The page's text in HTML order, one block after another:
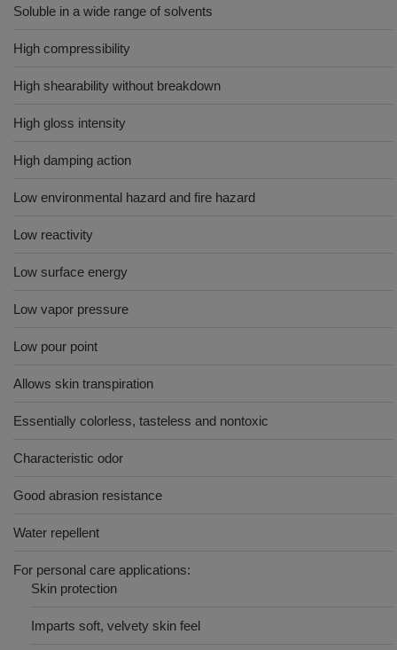
Soluble in a wide range of solvents
High compressibility
High shearability without breakdown
High gloss intensity
High damping action
Low environmental hazard and fire hazard
Low reactivity
Low surface energy
Low vapor pressure
Low pour point
Allows skin transpiration
Essentially colorless, tasteless and nontoxic
Characteristic odor
Good abrasion resistance
Water repellent
For personal care applications:
Skin protection
Imparts soft, velvety skin feel